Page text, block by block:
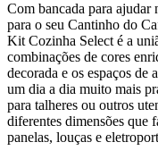
Com bancada para ajudar
para o seu Cantinho do
Kit Cozinha Select é a
combinações de cores
decorada e os espaços de
um dia a dia muito mais
para talheres ou outros
diferentes dimensões que
panelas, louças e